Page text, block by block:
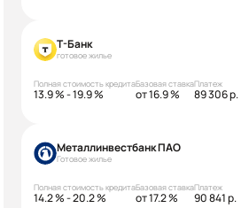
Т-Банк
готовое жилье
Полная стоимость кредита
13.9 % - 19.9 %
Базовая ставка
от 16.9 %
Платеж
89 306 р.
Металлинвестбанк ПАО
Готовое жилье
Полная стоимость кредита
14.2 % - 20.2 %
Базовая ставка
от 17.2 %
Платеж
90 841 р.